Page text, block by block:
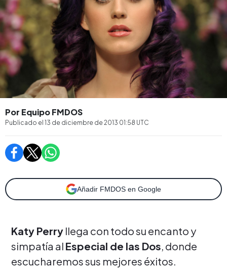
Por Equipo FMDOS
Publicado el 13 de diciembre de 2013 01:58 UTC
Añadir FMDOS en Google
Katy Perry llega con todo su encanto y
simpatía al Especial de las Dos, donde
escucharemos sus mejores éxitos.